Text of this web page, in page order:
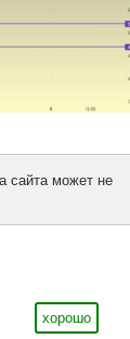
сайта может не
хорошо